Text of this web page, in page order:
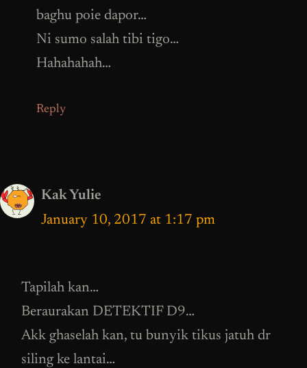
baghu poie dapor…
Ni sumo salah tibi tigo…
Hahahahah…
Reply
Kak Yulie
January 10, 2017 at 1:17 pm
Tapilah kan…
Beraurakan DETEKTIF D9…
Akk ghaselah kan, tu bunyik tikus jatuh dr
siling ke lantai…